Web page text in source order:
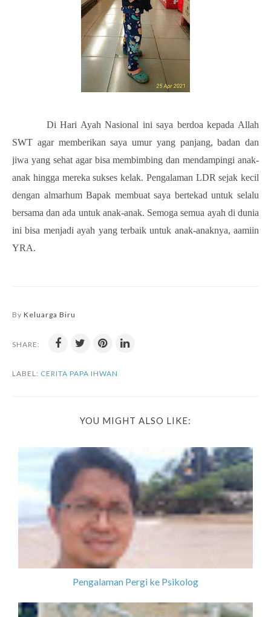
Di Hari Ayah Nasional ini saya berdoa kepada Allah
SWT agar memberikan saya umur yang panjang, badan dan
jiwa yang sehat agar bisa membimbing dan mendampingi anak-
anak hingga mereka sukses kelak. Pengalaman LDR sejak kecil
dengan almarhum Bapak membuat saya bertekad untuk selalu
bersama dan ada untuk anak-anak. Semoga semua ayah di dunia
ini bisa menjadi ayah yang terbaik untuk anak-anaknya, aamiin
YRA.
By Keluarga Biru
SHARE:
LABEL: CERITA PAPA IHWAN
YOU MIGHT ALSO LIKE:
Pengalaman Pergi ke Psikolog